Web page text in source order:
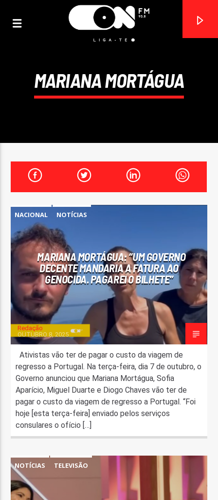
ON FM
LIGA-TE
FAIXA ATUAL
TÍTULO
ARTISTA
ON FM
MARIANA MORTÁGUA
NACIONAL NOTÍCIAS
MARIANA MORTÁGUA: “UM GOVERNO
DECENTE MANDARIA A FATURA AO
GENOCIDA. PAGAREI O BILHETE”
Redação
OUTUBRO 8, 2025
Ativistas vão ter de pagar o custo da viagem de
regresso a Portugal. Na terça-feira, dia 7 de outubro, o
Governo anunciou que Mariana Mortágua, Sofia
Aparício, Miguel Duarte e Diogo Chaves vão ter de
pagar o custo da viagem de regresso a Portugal. “Foi
hoje [esta terça-feira] enviado pelos serviços
consulares o ofício […]
NOTÍCIAS TELEVISÃO